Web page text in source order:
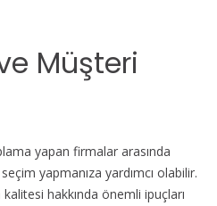
Müşteri
yapan firmalar arasında
yapmanıza yardımcı olabilir.
hakkında önemli ipuçları